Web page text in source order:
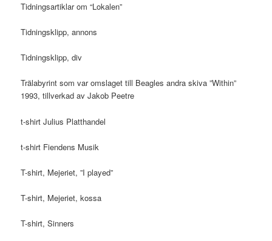
Tidningsartiklar om “Lokalen”
Tidningsklipp, annons
Tidningsklipp, div
Trälabyrint som var omslaget till Beagles andra skiva ”Within”
1993, tillverkad av Jakob Peetre
t-shirt Julius Platthandel
t-shirt Fiendens Musik
T-shirt, Mejeriet, ”I played”
T-shirt, Mejeriet, kossa
T-shirt, Sinners